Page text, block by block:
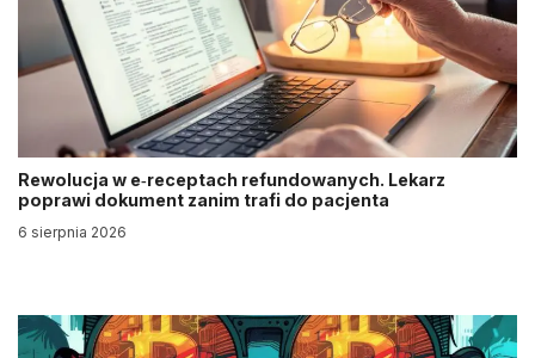
Rewolucja w e‑receptach refundowanych. Lekarz
poprawi dokument zanim trafi do pacjenta
6 sierpnia 2026